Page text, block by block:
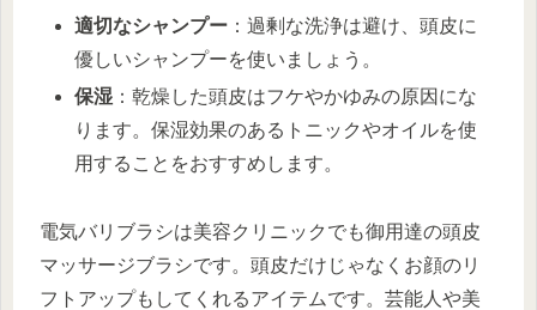
適切なシャンプー ：過剰な洗浄は避け、頭皮に
優しいシャンプーを使いましょう。
保湿 ：乾燥した頭皮はフケやかゆみの原因にな
ります。保湿効果のあるトニックやオイルを使
用することをおすすめします。
電気バリブラシは美容クリニックでも御用達の頭皮
マッサージブラシです。頭皮だけじゃなくお顔のリ
フトアップもしてくれるアイテムです。芸能人や美